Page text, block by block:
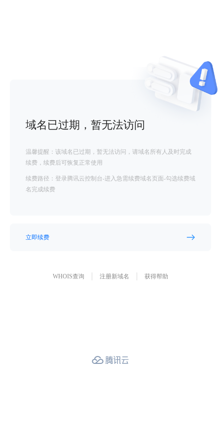
域名已过期，暂无法访问
温馨提醒：该域名已过期，暂无法访问，请域名所有人及时完成
续费，续费后可恢复正常使用
续费路径：登录腾讯云控制台-进入急需续费域名页面-勾选续费域
名完成续费
立即续费
WHOIS查询 注册新域名 获得帮助